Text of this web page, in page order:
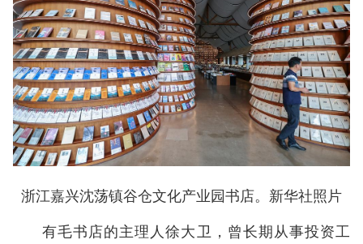
浙江嘉兴沈荡镇谷仓文化产业园书店。新华社照片
有毛书店的主理人徐大卫，曾长期从事投资工